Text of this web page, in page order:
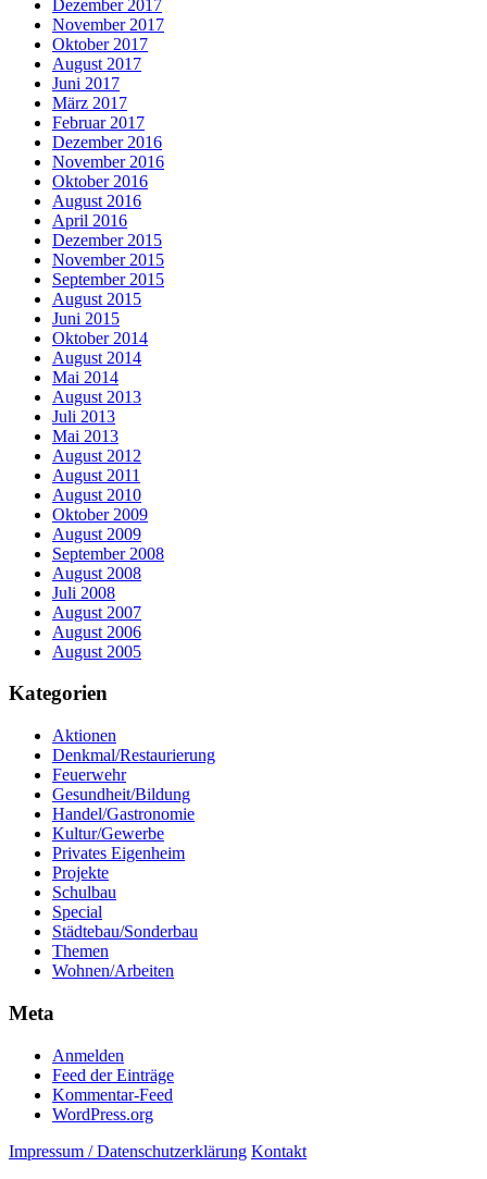
Dezember 2017
November 2017
Oktober 2017
August 2017
Juni 2017
März 2017
Februar 2017
Dezember 2016
November 2016
Oktober 2016
August 2016
April 2016
Dezember 2015
November 2015
September 2015
August 2015
Juni 2015
Oktober 2014
August 2014
Mai 2014
August 2013
Juli 2013
Mai 2013
August 2012
August 2011
August 2010
Oktober 2009
August 2009
September 2008
August 2008
Juli 2008
August 2007
August 2006
August 2005
Kategorien
Aktionen
Denkmal/Restaurierung
Feuerwehr
Gesundheit/Bildung
Handel/Gastronomie
Kultur/Gewerbe
Privates Eigenheim
Projekte
Schulbau
Special
Städtebau/Sonderbau
Themen
Wohnen/Arbeiten
Meta
Anmelden
Feed der Einträge
Kommentar-Feed
WordPress.org
Impressum / Datenschutzerklärung Kontakt